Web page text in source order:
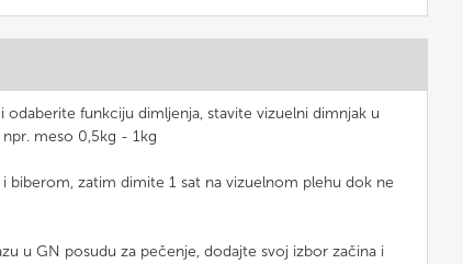
odaberite funkciju dimljenja, stavite vizuelni dimnjak u
meso 0,5kg - 1kg
biberom, zatim dimite 1 sat na vizuelnom plehu dok ne
u GN posudu za pečenje, dodajte svoj izbor začina i